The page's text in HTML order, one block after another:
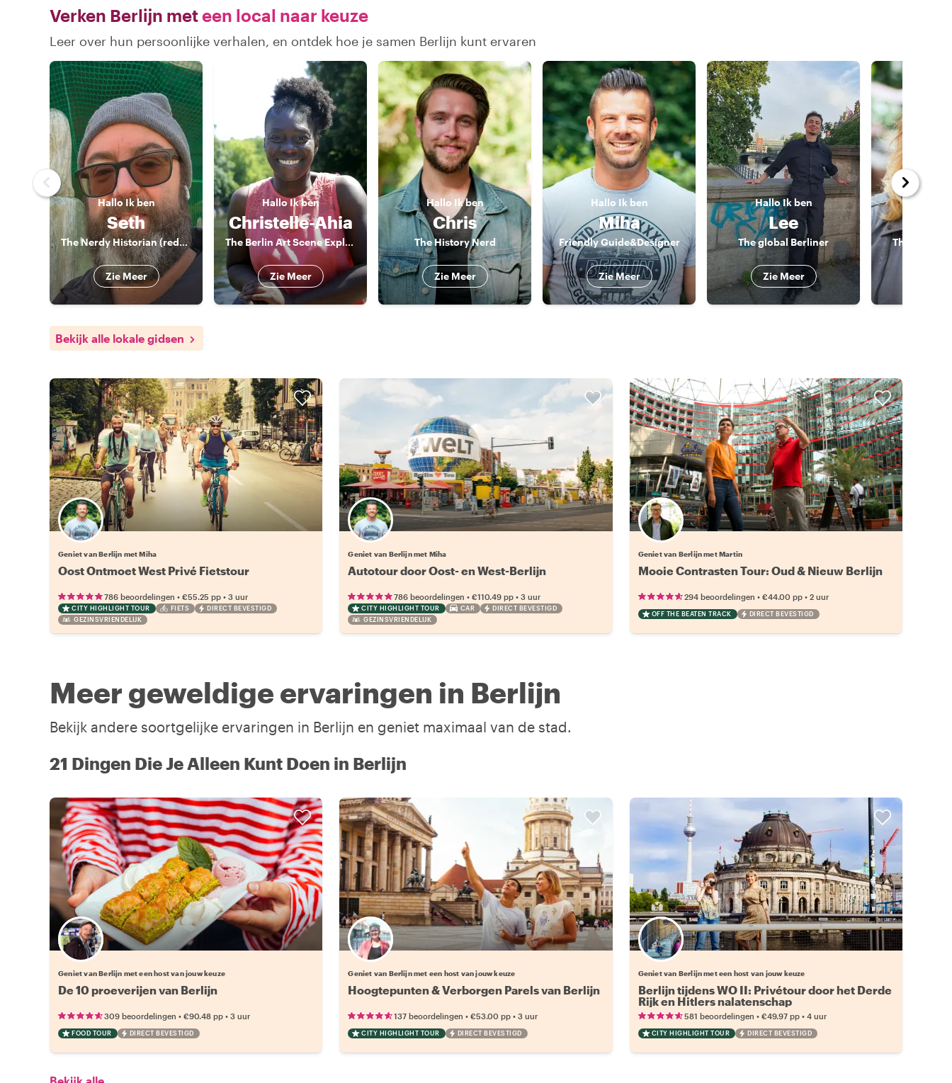
Verken Berlijn meteen local naar keuze
Leer over hun persoonlijke verhalen, en ontdek hoe je samen Berlijn kunt ervaren
HalloIk ben
Seth
The Nerdy Historian (redundant?)
Zie Meer
HalloIk ben
Christelle-Ahia
The Berlin Art Scene Explorer
Zie Meer
Hallo Ik ben
Chris
The History Nerd
Zie Meer
Hallo Ik ben
Miha
Friendly Guide&Designer
Zie Meer
HalloIk ben
Lee
The global Berliner
Zie Meer
The Actor &
Bekijk alle lokale gidsen
Geniet van Berlijn met Miha
Oost Ontmoet West Privé Fietstour
786 beoordelingen • €55.25 pp • 3 uur
CITY HIGHLIGHT TOUR FIETS
DIRECT BEVESTIGD
GEZINSVRIENDELIJK
Geniet van Berlijn met Miha
Autotour door Oost- en West-Berlijn
786 beoordelingen •€110.49 pp •3 uur
CITY HIGHLIGHT TOUR CAR
DIRECT BEVESTIGD
GEZINSVRIENDELIJK
Geniet van Berlijn met Martin
Mooie Contrasten Tour: Oud & Nieuw Berlijn
294 beoordelingen • €44.00 pp• 2 uur
OFF THE BEATEN TRACK DIRECT BEVESTIGD
Meer geweldige ervaringen in Berlijn
Bekijk andere soortgelijke ervaringen in Berlijn en geniet maximaal van de stad.
21 Dingen Die Je Alleen Kunt Doen in Berlijn
Kies jouw favoriete local
Geniet van Berlijn met een host van jouw keuze
De 10 proeverijen van Berlijn
309 beoordelingen • €90.48 pp • 3 uur
FOOD TOUR DIRECT BEVESTIGD
Kies jouw favoriete local
Geniet van Berlijn met een host van jouw keuze
Hoogtepunten & Verborgen Parels van Berlijn
137 beoordelingen •€53.00 pp •3 uur
CITY HIGHLIGHT TOUR DIRECT BEVESTIGD
Kies jouw favoriete local
Geniet van Berlijn met een host van jouw keuze
Berlijn tijdens WO II: Privétour door het Derde
Rijk en Hitlers nalatenschap
581 beoordelingen • €49.97 pp• 4 uur
CITY HIGHLIGHT TOUR DIRECT BEVESTIGD